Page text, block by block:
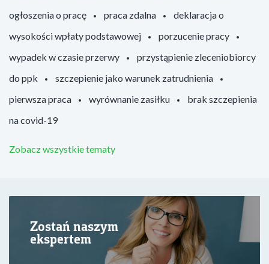
ogłoszenia o pracę
praca zdalna
deklaracja o
wysokości wpłaty podstawowej
porzucenie pracy
wypadek w czasie przerwy
przystąpienie zleceniobiorcy
do ppk
szczepienie jako warunek zatrudnienia
pierwsza praca
wyrównanie zasiłku
brak szczepienia
na covid-19
Zobacz wszystkie tematy
Zostań naszym
ekspertem